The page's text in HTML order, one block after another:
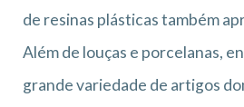
de resinas plásticas também
Além de louças e porcelanas,
grande variedade de artigos